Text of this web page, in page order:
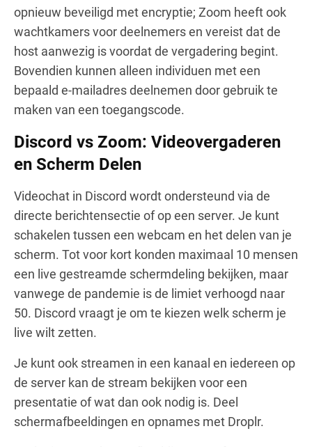
opnieuw beveiligd met encryptie; Zoom heeft ook
wachtkamers voor deelnemers en vereist dat de
host aanwezig is voordat de vergadering begint.
Bovendien kunnen alleen individuen met een
bepaald e-mailadres deelnemen door gebruik te
maken van een toegangscode.
Discord vs Zoom: Videovergaderen
en Scherm Delen
Videochat in Discord wordt ondersteund via de
directe berichtensectie of op een server. Je kunt
schakelen tussen een webcam en het delen van je
scherm. Tot voor kort konden maximaal 10 mensen
een live gestreamde schermdeling bekijken, maar
vanwege de pandemie is de limiet verhoogd naar
50. Discord vraagt je om te kiezen welk scherm je
live wilt zetten.
Je kunt ook streamen in een kanaal en iedereen op
de server kan de stream bekijken voor een
presentatie of wat dan ook nodig is. Deel
schermafbeeldingen en opnames met Droplr.